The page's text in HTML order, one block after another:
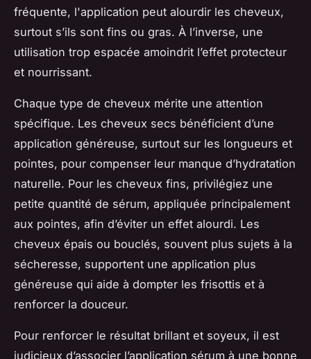
fréquente, l'application peut alourdir les cheveux,
surtout s’ils sont fins ou gras. À l’inverse, une
utilisation trop espacée amoindrit l’effet protecteur
et nourrissant.
Chaque type de cheveux mérite une attention
spécifique. Les cheveux secs bénéficient d’une
application généreuse, surtout sur les longueurs et
pointes, pour compenser leur manque d’hydratation
naturelle. Pour les cheveux fins, privilégiez une
petite quantité de sérum, appliquée principalement
aux pointes, afin d’éviter un effet alourdi. Les
cheveux épais ou bouclés, souvent plus sujets à la
sécheresse, supportent une application plus
généreuse qui aide à dompter les frisottis et à
renforcer la douceur.
Pour renforcer le résultat brillant et soyeux, il est
judicieux d’associer l’application sérum à une bonne